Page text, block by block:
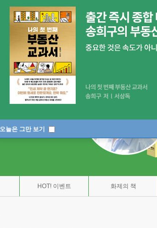
오늘은 그만 보기
HOT! 이벤트 화제의 책